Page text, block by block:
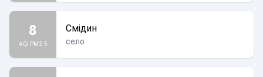
8
AQI PM2.5
Смідин
село